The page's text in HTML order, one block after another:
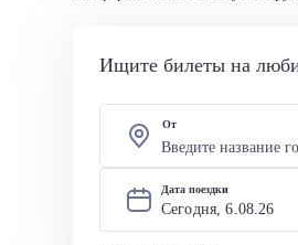
Ищите билеты на
От
Дата поездки
Сегодня, 6.08.26